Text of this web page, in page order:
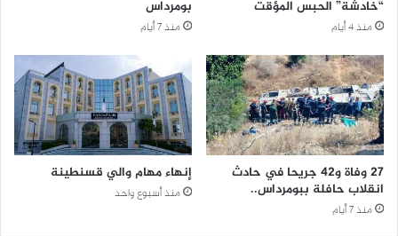
“خادشة” الحبس المؤقت
منذ 4 أيام
بومرداس
منذ 7 أيام
27 وفاة و42 جريحا في حادث
انقلاب حافلة ببومرداس..
منذ 7 أيام
إنهاء مهام والي قسنطينة
منذ أسبوع واحد